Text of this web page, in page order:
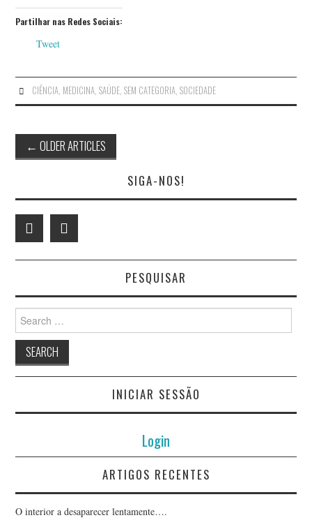
Partilhar nas Redes Sociais:
Tweet
CIÊNCIA, MEDICINA, SAÚDE, SEM CATEGORIA, SOCIEDADE
Post
navigation
← OLDER ARTICLES
SIGA-NOS!
PESQUISAR
Search
for:
INICIAR SESSÃO
Login
ARTIGOS RECENTES
O interior a desaparecer lentamente….